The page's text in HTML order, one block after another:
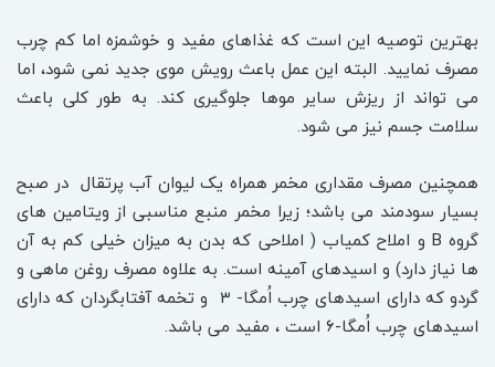
بهترین توصیه این است که غذاهای مفید و خوشمزه اما کم چرب
مصرف نمایید. البته این عمل باعث رویش موی جدید نمی شود، اما
می تواند از ریزش سایر موها جلوگیری کند. به طور کلی باعث
سلامت جسم نیز می شود.
همچنین مصرف مقداری مخمر همراه یک لیوان آب پرتقال در صبح
بسیار سودمند می باشد؛ زیرا مخمر منبع مناسبی از ویتامین های
گروه B و املاح کمیاب ( املاحی که بدن به میزان خیلی کم به آن
ها نیاز دارد) و اسیدهای آمینه است. به علاوه مصرف روغن ماهی و
گردو که دارای اسیدهای چرب اُمگا- ۳ و تخمه آفتابگردان که دارای
اسیدهای چرب اُمگا-۶ است ، مفید می باشد.